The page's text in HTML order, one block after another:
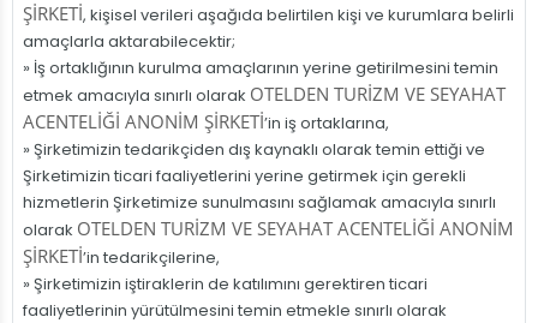
ŞİRKETİ, kişisel verileri aşağıda belirtilen kişi ve kurumlara belirli
amaçlarla aktarabilecektir;
» İş ortaklığının kurulma amaçlarının yerine getirilmesini temin
etmek amacıyla sınırlı olarak OTELDEN TURİZM VE SEYAHAT
ACENTELİĞİ ANONİM ŞİRKETİ’in iş ortaklarına,
» Şirketimizin tedarikçiden dış kaynaklı olarak temin ettiği ve
Şirketimizin ticari faaliyetlerini yerine getirmek için gerekli
hizmetlerin Şirketimize sunulmasını sağlamak amacıyla sınırlı
olarak OTELDEN TURİZM VE SEYAHAT ACENTELİĞİ ANONİM
ŞİRKETİ’in tedarikçilerine,
» Şirketimizin iştiraklerin de katılımını gerektiren ticari
faaliyetlerinin yürütülmesini temin etmekle sınırlı olarak